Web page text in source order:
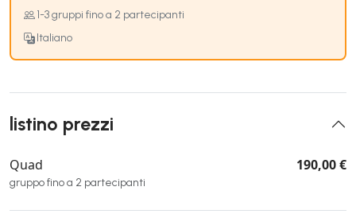
1-3 gruppi fino a 2 partecipanti
Italiano
listino prezzi
Quad
gruppo fino a 2 partecipanti
190,00 €